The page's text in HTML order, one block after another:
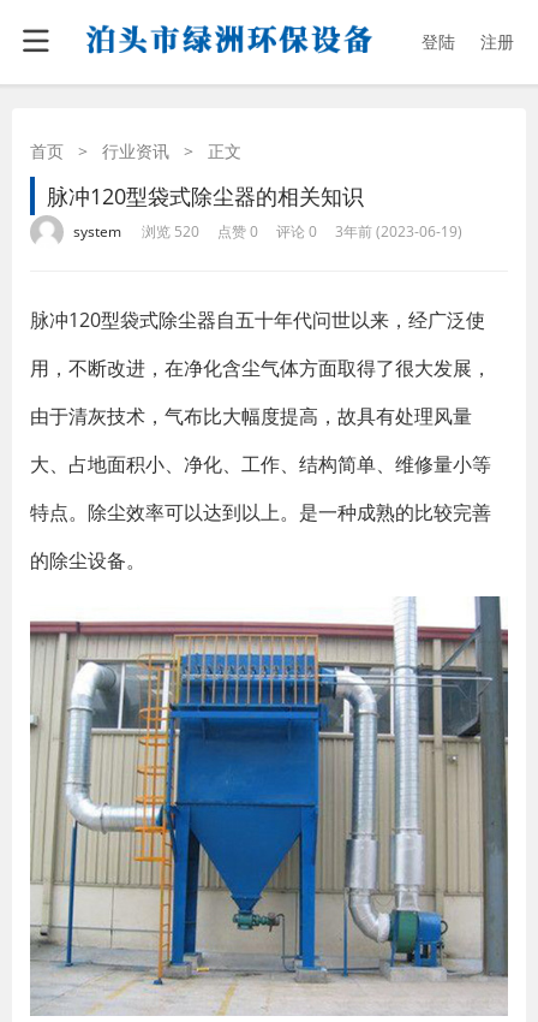
登陆 注册
首页 > 行业资讯 > 正文
脉冲120型袋式除尘器的相关知识
system 浏览 520 点赞 0 评论 0 3年前 (2023-06-19)
脉冲120型袋式除尘器自五十年代问世以来，经广泛使
用，不断改进，在净化含尘气体方面取得了很大发展，
由于清灰技术，气布比大幅度提高，故具有处理风量
大、占地面积小、净化、工作、结构简单、维修量小等
特点。除尘效率可以达到以上。是一种成熟的比较完善
的除尘设备。